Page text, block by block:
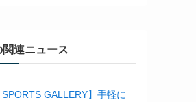
連ニュース
SPORTS GALLERY】手軽に